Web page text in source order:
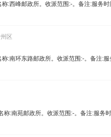
:西峰邮政所。收派范围:-。备注:服务
区
:南环东路邮政所。收派范围:-。备注:服
:南苑邮政所。收派范围:-。备注:服务